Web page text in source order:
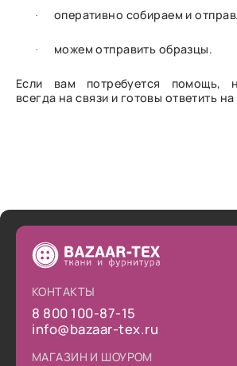
· оперативно собираем и
· можем отправить образцы.
Если вам потребуется помощь,
всегда на связи и готовы ответить
КОНТАКТЫ
8 800 100-87-15
info@bazaar-tex.ru
МАГАЗИН И ШОУРОМ